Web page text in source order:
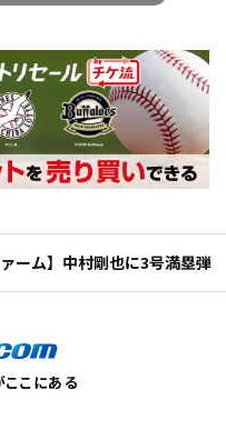
ァーム】中村剛也に3号満塁